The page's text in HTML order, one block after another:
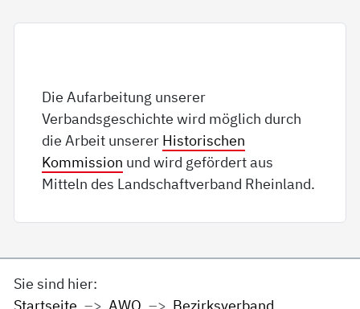
Die Aufarbeitung unserer
Verbandsgeschichte wird möglich durch
die Arbeit unserer Historischen
Kommission und wird gefördert aus
Mitteln des Landschaftverband Rheinland.
Sie sind hier:
Startseite
AWO
Bezirksverband